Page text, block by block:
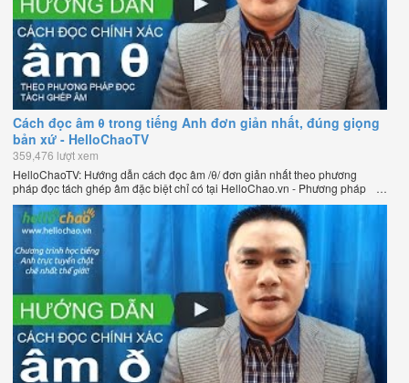
Cách đọc âm θ trong tiếng Anh đơn giản nhất, đúng giọng
bản xứ - HelloChaoTV
359,476 lượt xem
HelloChaoTV: Hướng dẫn cách đọc âm /θ/ đơn giản nhất theo phương
pháp đọc tách ghép âm đặc biệt chỉ có tại HelloChao.vn - Phương pháp
luyện phát âm chuẩn giọng bản xứ dễ dàng và hiệu quả nhất lần đầu tiên
xuất hiện trên thế giới, của thầy Phạm Việt Thắng, đồng sáng lập trang
HelloChao.vn - Chương trình dạy tiếng Anh trực tuyến chặt chẽ nhất thế